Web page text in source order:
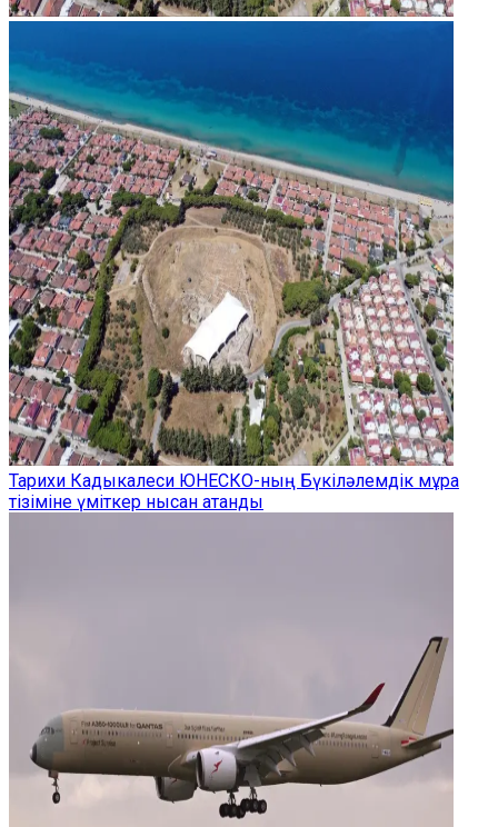
Тарихи Кадыкалеси ЮНЕСКО-ның Бүкіләлемдік мұра
тізіміне үміткер нысан атанды